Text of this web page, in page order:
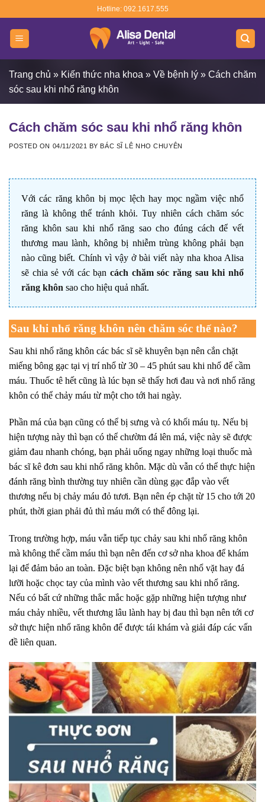
content
Hotline: 092.1617.555
Trang chủ » Kiến thức nha khoa » Về bệnh lý » Cách chăm
sóc sau khi nhổ răng khôn
Cách chăm sóc sau khi nhổ răng khôn
POSTED ON 04/11/2021 BY BÁC SĨ LÊ NHO CHUYÊN
Với các răng khôn bị mọc lệch hay mọc ngầm việc nhổ
răng là không thể tránh khỏi. Tuy nhiên cách chăm sóc
răng khôn sau khi nhổ răng sao cho đúng cách để vết
thương mau lành, không bị nhiễm trùng không phải bạn
nào cũng biết. Chính vì vậy ở bài viết này nha khoa Alisa
sẽ chia sẻ với các bạn cách chăm sóc răng sau khi nhổ
răng khôn sao cho hiệu quả nhất.
Sau khi nhổ răng khôn nên chăm sóc thế nào?
Sau khi nhổ răng khôn các bác sĩ sẽ khuyên bạn nên cắn chặt
miếng bông gạc tại vị trí nhổ từ 30 – 45 phút sau khi nhổ để cầm
máu. Thuốc tê hết cũng là lúc bạn sẽ thấy hơi đau và nơi nhổ răng
khôn có thể chảy máu từ một cho tới hai ngày.
Phần má của bạn cũng có thể bị sưng và có khối máu tụ. Nếu bị
hiện tượng này thì bạn có thể chườm đá lên má, việc này sẽ được
giảm đau nhanh chóng, bạn phải uống ngay những loại thuốc mà
bác sĩ kê đơn sau khi nhổ răng khôn. Mặc dù vẫn có thể thực hiện
đánh răng bình thường tuy nhiên cần dùng gạc đắp vào vết
thương nếu bị chảy máu đỏ tươi. Bạn nên ép chặt từ 15 cho tới 20
phút, thời gian phải đủ thì máu mới có thể đông lại.
Trong trường hợp, máu vẫn tiếp tục chảy sau khi nhổ răng khôn
mà không thể cầm máu thì bạn nên đến cơ sở nha khoa để khám
lại để đảm bảo an toàn. Đặc biệt bạn không nên nhổ vặt hay đá
lưỡi hoặc chọc tay của mình vào vết thương sau khi nhổ răng.
Nếu có bất cứ những thắc mắc hoặc gặp những hiện tượng như
máu chảy nhiều, vết thương lâu lành hay bị đau thì bạn nên tới cơ
sở thực hiện nhổ răng khôn để được tái khám và giải đáp các vấn
đề liên quan.